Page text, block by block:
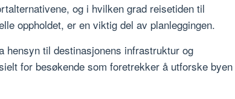
og i hvilken grad reisetiden til
oppholdet, er en viktig del av planleggingen.
hensyn til destinasjonens infrastruktur og
for besøkende som foretrekker å utforske byen